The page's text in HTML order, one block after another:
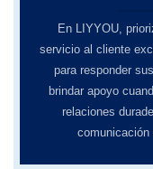
En LIYYOU,
servicio al cliente
para responder
brindar apoyo
relaciones
comunicación